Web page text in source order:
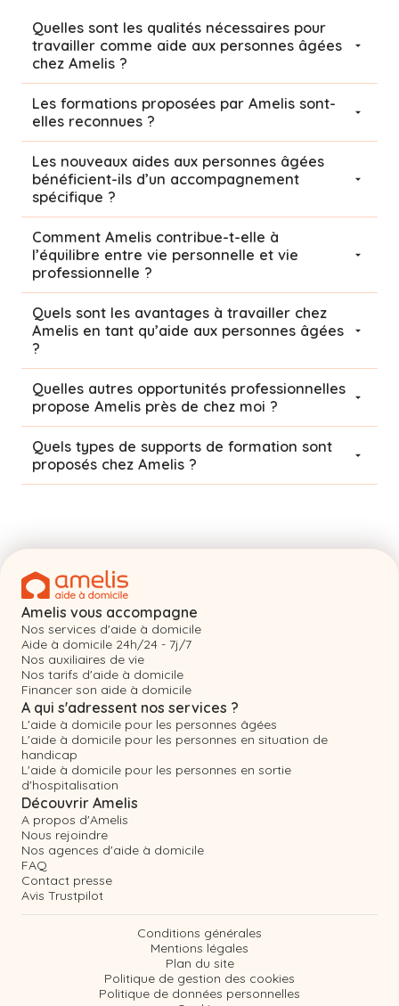
Quelles sont les qualités nécessaires pour
travailler comme aide aux personnes âgées
chez Amelis ?
Les formations proposées par Amelis sont-
elles reconnues ?
Les nouveaux aides aux personnes âgées
bénéficient-ils d’un accompagnement
spécifique ?
Comment Amelis contribue-t-elle à
l’équilibre entre vie personnelle et vie
professionnelle ?
Quels sont les avantages à travailler chez
Amelis en tant qu’aide aux personnes âgées
?
Quelles autres opportunités professionnelles
propose Amelis près de chez moi ?
Quels types de supports de formation sont
proposés chez Amelis ?
Amelis vous accompagne
Nos services d'aide à domicile
Aide à domicile 24h/24 - 7j/7
Nos auxiliaires de vie
Nos tarifs d'aide à domicile
Financer son aide à domicile
A qui s'adressent nos services ?
L'aide à domicile pour les personnes âgées
L'aide à domicile pour les personnes en situation de
handicap
L'aide à domicile pour les personnes en sortie
d'hospitalisation
Découvrir Amelis
A propos d'Amelis
Nous rejoindre
Nos agences d'aide à domicile
FAQ
Contact presse
Avis Trustpilot
Conditions générales
Mentions légales
Plan du site
Politique de gestion des cookies
Politique de données personnelles